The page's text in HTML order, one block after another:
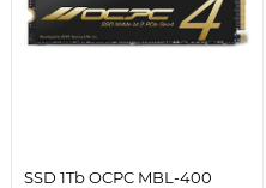
SSD 1Tb OCPC MBL-400